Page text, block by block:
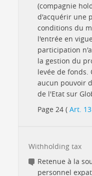
(compagnie
d'acquérir une
conditions du
l'entrée en
participation
la gestion du
levée de
aucun pouvoir
de l'Etat sur
Page 24 ( Art. 13
Withholding tax
Retenue à la
personnel